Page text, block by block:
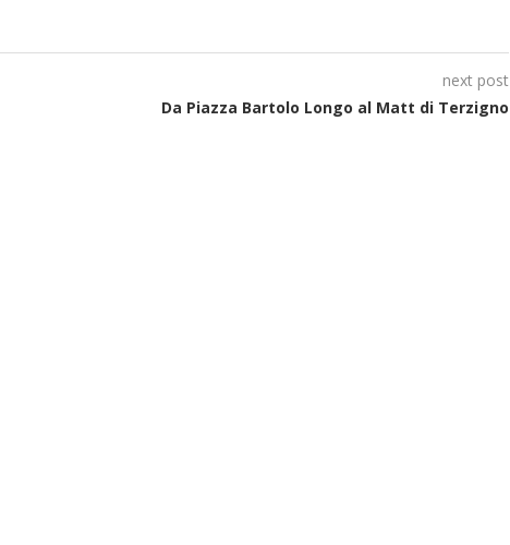
next post
Da Piazza Bartolo Longo al Matt di Terzigno